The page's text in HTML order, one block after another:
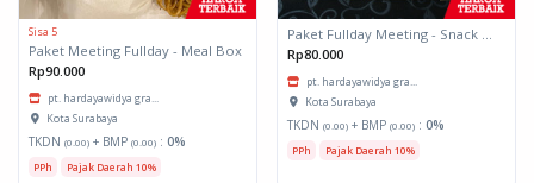
Sisa 5
Paket Meeting Fullday - Meal Box
Rp90.000
pt. hardayawidya gra...
Kota Surabaya
TKDN (0.00) + BMP (0.00) : 0%
PPh Pajak Daerah 10%
Rp80.000
pt. hardayawidya gra...
Kota Surabaya
TKDN (0.00) + BMP (0.00) : 0%
PPh Pajak Daerah 10%